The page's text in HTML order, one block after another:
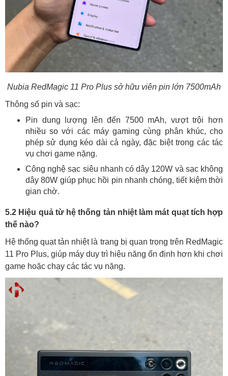
Nubia RedMagic 11 Pro Plus sở hữu viên pin lớn 7500mAh
Thông số pin và sạc:
Pin dung lượng lên đến 7500 mAh, vượt trội hơn
nhiều so với các máy gaming cùng phân khúc, cho
phép sử dụng kéo dài cả ngày, đặc biệt trong các tác
vụ chơi game nặng.
Công nghệ sạc siêu nhanh có dây 120W và sạc không
dây 80W giúp phục hồi pin nhanh chóng, tiết kiệm thời
gian chờ.
5.2 Hiệu quả từ hệ thống tản nhiệt làm mát quạt tích hợp
thế nào?
Hệ thống quạt tản nhiệt là trang bị quan trọng trên RedMagic
11 Pro Plus, giúp máy duy trì hiệu năng ổn định hơn khi chơi
game hoặc chạy các tác vụ nặng.